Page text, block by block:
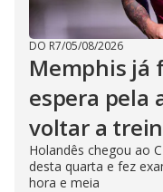
DO R7/05/08/2026
Memphis já
espera pela
voltar a
Holandês chegou ao
desta quarta e fez
hora e meia